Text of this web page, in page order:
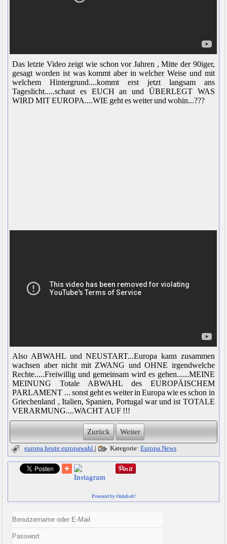
Das letzte Video zeigt wie schon vor Jahren , Mitte der 90iger,
gesagt worden ist was kommt aber in welcher Weise und mit
welchem Hintergrund....kommt erst jetzt langsam ans
Tageslicht.....schaut es EUCH an und ÜBERLEGT WAS
WIRD MIT EUROPA....WIE geht es weiter und wohin...???
Also ABWAHL und NEUSTART...Europa kann zusammen
wachsen aber nicht mit ZWANG und OHNE irgendwelche
Rechte.....Freiwillig und gemeinsam wird es gehen......MEINE
MEINUNG Totale ABWAHL des EUROPÄISCHEM
PARLAMENT ... sonst geht es weiter in Europa wie es schon in
Griechenland , Italien, Spanien, Portugal war und ist TOTALE
VERARMUNG....WACHT AUF !!!
Zurück Weiter
europa heuteeuropawahl | Kategorie:Europa News
Powered by OrdaSoft!